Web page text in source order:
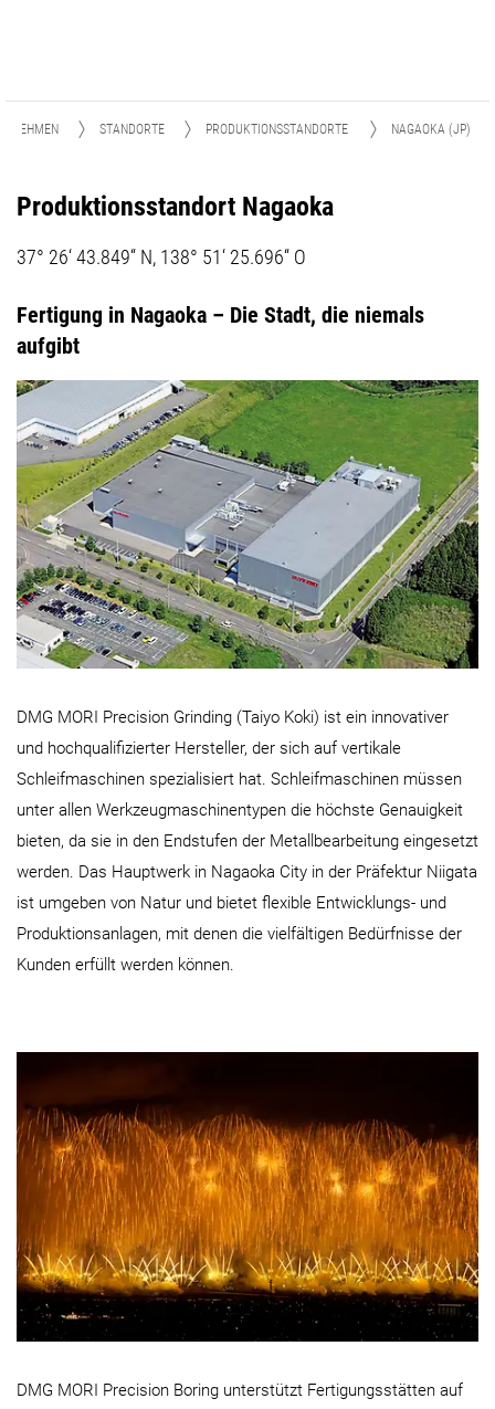
STANDORTE PRODUKTIONSSTANDORTE NAGAOKA (JP)
Produktionsstandort Nagaoka
37° 26‘ 43.849“ N, 138° 51‘ 25.696“ O
Fertigung in Nagaoka – Die Stadt, die niemals
aufgibt
DMG MORI Precision Grinding (Taiyo Koki) ist ein innovativer
und hochqualifizierter Hersteller, der sich auf vertikale
Schleifmaschinen spezialisiert hat. Schleifmaschinen müssen
unter allen Werkzeugmaschinentypen die höchste Genauigkeit
bieten, da sie in den Endstufen der Metallbearbeitung eingesetzt
werden. Das Hauptwerk in Nagaoka City in der Präfektur Niigata
ist umgeben von Natur und bietet flexible Entwicklungs- und
Produktionsanlagen, mit denen die vielfältigen Bedürfnisse der
Kunden erfüllt werden können.
DMG MORI Precision Boring unterstützt Fertigungsstätten auf